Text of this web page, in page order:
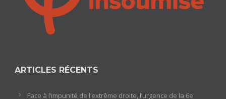
ARTICLES RÉCENTS
Face à l’impunité de l’extrême droite, l’urgence de la 6e